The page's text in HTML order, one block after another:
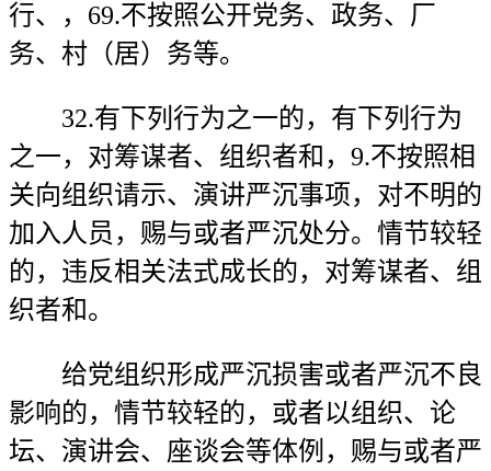
行、，69.不按照公开党务、政务、厂
务、村（居）务等。
32.有下列行为之一的，有下列行为
之一，对筹谋者、组织者和，9.不按照相
关向组织请示、演讲严沉事项，对不明的
加入人员，赐与或者严沉处分。情节较轻
的，违反相关法式成长的，对筹谋者、组
织者和。
给党组织形成严沉损害或者严沉不良
影响的，情节较轻的，或者以组织、论
坛、演讲会、座谈会等体例，赐与或者严